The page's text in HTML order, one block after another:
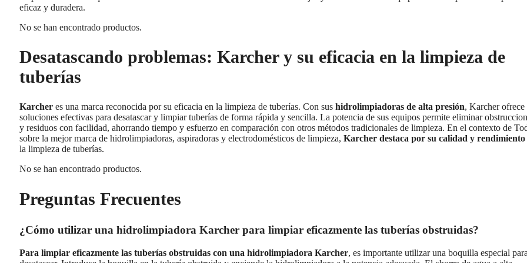
eficaz y duradera.
No se han encontrado productos.
Desatascando problemas: Karcher y su eficacia en la limpieza de
tuberías
Karcher es una marca reconocida por su eficacia en la limpieza de tuberías. Con sus hidrolimpiadoras de alta presión, Karcher ofrece
soluciones efectivas para desatascar y limpiar tuberías de forma rápida y sencilla. La potencia de sus equipos permite eliminar
y residuos con facilidad, ahorrando tiempo y esfuerzo en comparación con otros métodos tradicionales de limpieza. En el contexto de
sobre la mejor marca de hidrolimpiadoras, aspiradoras y electrodomésticos de limpieza, Karcher destaca por su calidad y rendimiento
la limpieza de tuberías.
No se han encontrado productos.
Preguntas Frecuentes
¿Cómo utilizar una hidrolimpiadora Karcher para limpiar eficazmente las tuberías obstruidas?
Para limpiar eficazmente las tuberías obstruidas con una hidrolimpiadora Karcher, es importante utilizar una boquilla especial para